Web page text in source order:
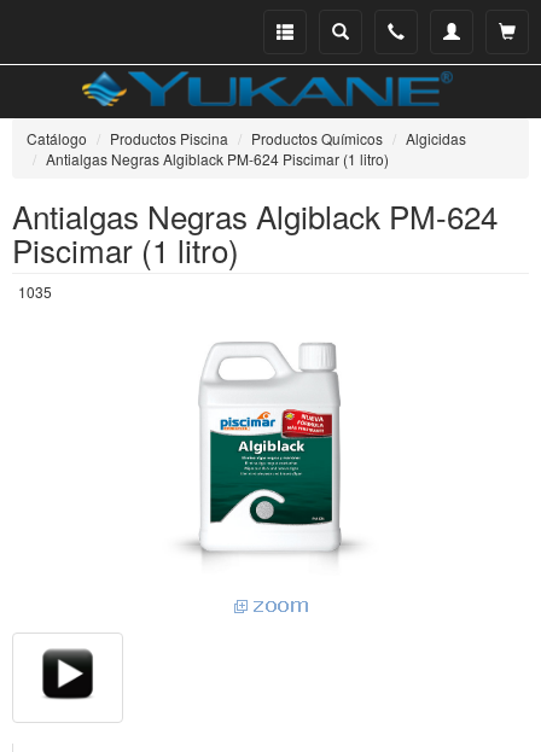
Ver
Mi
Teléfono
Buscar
Menu
Catálogo Productos Piscina Productos Químicos
Algicidas
Antialgas Negras Algiblack PM-624 Piscimar (1 litro)
Antialgas Negras Algiblack PM-624
Piscimar (1 litro)
1035